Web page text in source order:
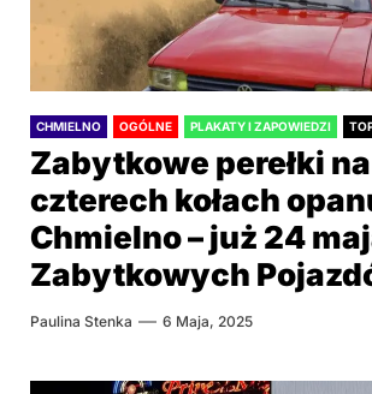
CHMIELNO OGÓLNE PLAKATY I ZAPOWIEDZI
Zabytkowe perełki na
czterech kołach
Chmielno – już 24
Zabytkowych
Paulina Stenka 6 Maja, 2025